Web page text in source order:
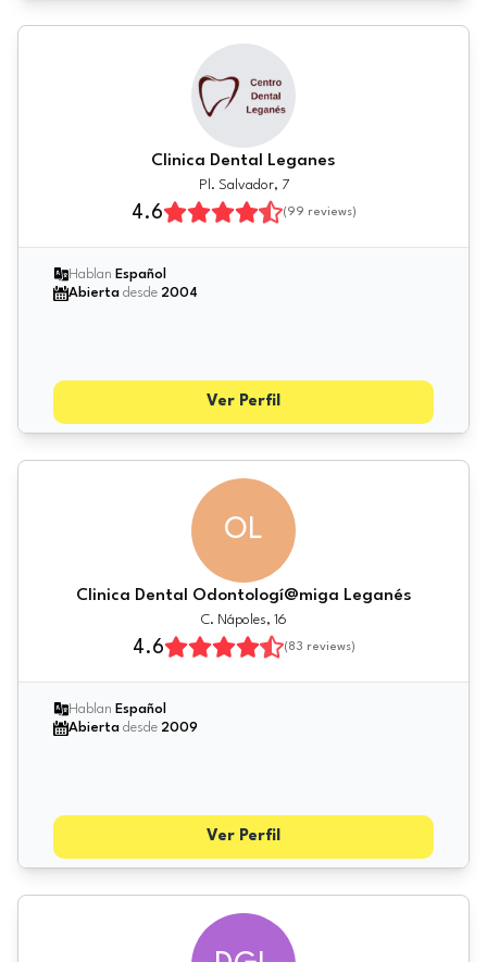
Clinica Dental Leganes
Pl. Salvador, 7
4.6 (99 reviews)
Hablan Español
Abierta desde 2004
Ver Perfil
OL
Clinica Dental Odontologí@miga Leganés
C. Nápoles, 16
4.6 (83 reviews)
Hablan Español
Abierta desde 2009
Ver Perfil